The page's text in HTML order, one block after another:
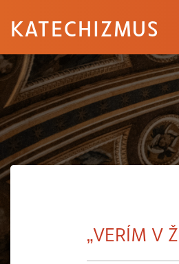
KATECHIZMUS
„VERÍM V